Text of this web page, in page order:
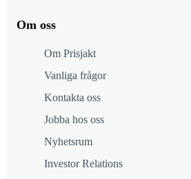
Om oss
Om Prisjakt
Vanliga frågor
Kontakta oss
Jobba hos oss
Nyhetsrum
Investor Relations